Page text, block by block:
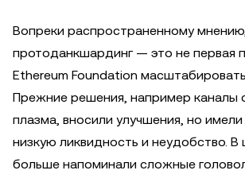
Вопреки распространенному
протоданкшардинг — это не первая
Ethereum Foundation
Прежние решения, например каналы
плазма, вносили улучшения, но
низкую ликвидность и неудобство. В
больше напоминали сложные